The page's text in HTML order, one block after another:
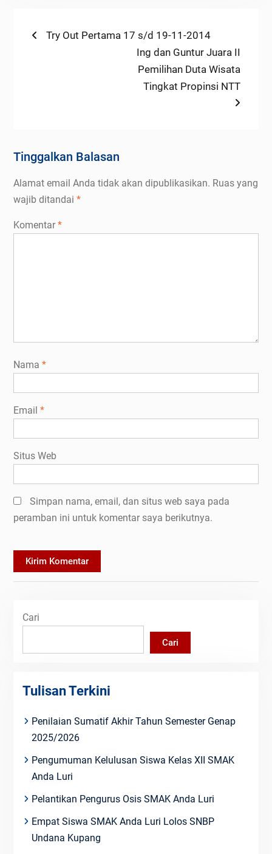
Navigasi
Previous
Try Out Pertama 17 s/d 19-11-2014
Next
post:
Ing dan Guntur Juara II
Pemilihan Duta Wisata
Tingkat Propinsi NTT
Tinggalkan Balasan
Alamat email Anda tidak akan dipublikasikan. Ruas yang
wajib ditandai *
Komentar*
Nama *
Email *
Situs Web
Simpan nama, email, dan situs web saya pada
peramban ini untuk komentar saya berikutnya.
Cari
Cari
Tulisan Terkini
Penilaian Sumatif Akhir Tahun Semester Genap
2025/2026
Pengumuman Kelulusan Siswa Kelas XII SMAK
Anda Luri
Pelantikan Pengurus Osis SMAK Anda Luri
Empat Siswa SMAK Anda Luri Lolos SNBP
Undana Kupang